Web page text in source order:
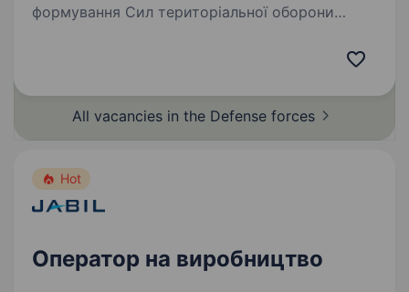
формування Сил територіальної оборони
перебуває у складі Регіонального управління
All vacancies in the Defense forces
Hot
Оператор на виробництво